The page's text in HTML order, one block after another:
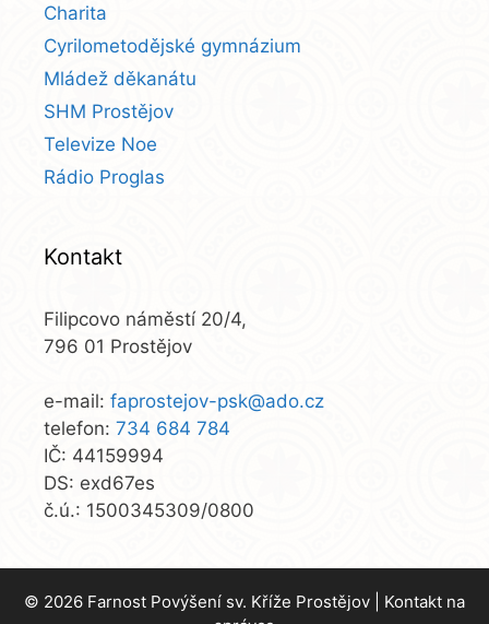
Charita
Cyrilometodějské gymnázium
Mládež děkanátu
SHM Prostějov
Televize Noe
Rádio Proglas
Kontakt
Filipcovo náměstí 20/4,
796 01 Prostějov
e-mail: faprostejov-psk@ado.cz
telefon: 734 684 784
IČ: 44159994
DS: exd67es
č.ú.: 1500345309/0800
© 2026 Farnost Povýšení sv. Kříže Prostějov | Kontakt na